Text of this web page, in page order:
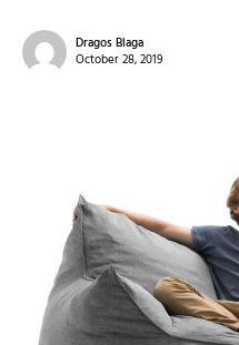
Dragos Blaga
October 28, 2019